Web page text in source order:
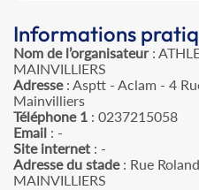
Informations
Nom de l’organisateur:
MAINVILLIERS
Adresse: Asptt - Aclam - 4
Mainvilliers
Téléphone 1 : 0237215058
Email : -
Site internet : -
Adresse du stade: Rue
MAINVILLIERS